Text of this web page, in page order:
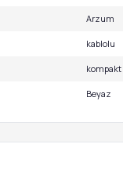
Arzum
kablolu
kompakt
Beyaz